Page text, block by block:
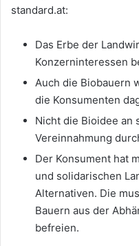
standard.at:
Das Erbe der
Konzerninteressen
Auch die Biobauern
die Konsumenten
Nicht die Bioidee an
Vereinnahmung
Der Konsument hat
und solidarischen
Alternativen. Die
Bauern aus der
befreien.